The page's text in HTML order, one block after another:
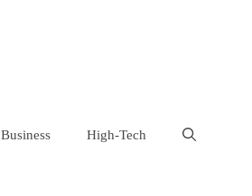
Business High-Tech